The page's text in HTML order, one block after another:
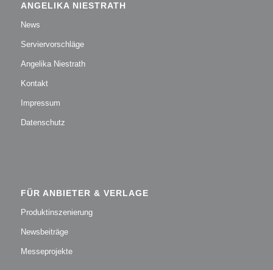
ANGELIKA NIESTRATH
News
Serviervorschläge
Angelika Niestrath
Kontakt
Impressum
Datenschutz
FÜR ANBIETER & VERLAGE
Produktinszenierung
Newsbeiträge
Messeprojekte